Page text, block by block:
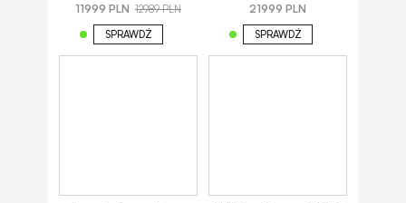
11999 PLN 12989 PLN
SPRAWDŹ
21999 PLN
SPRAWDŹ